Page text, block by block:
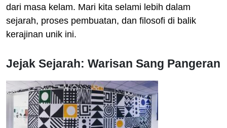
dari masa kelam. Mari kita selami lebih dalam
sejarah, proses pembuatan, dan filosofi di balik
kerajinan unik ini.
Jejak Sejarah: Warisan Sang Pangeran